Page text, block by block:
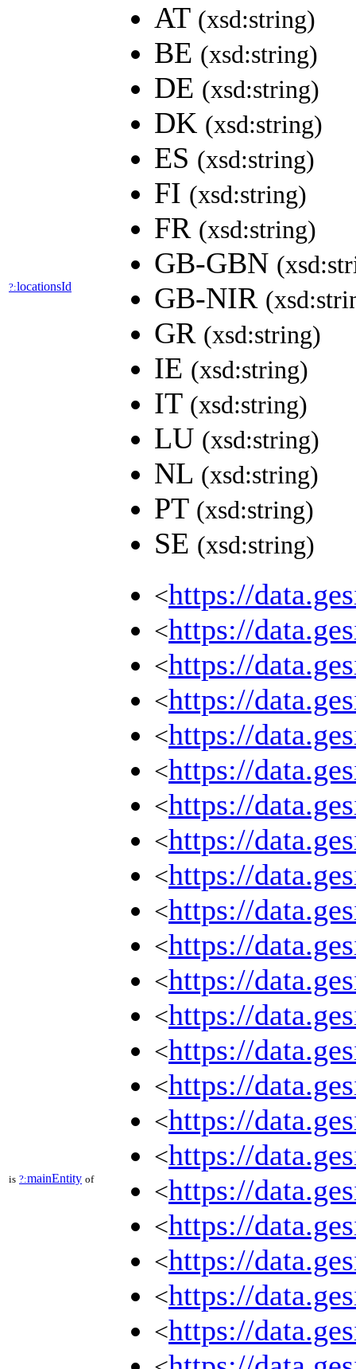
?:locationsId
AT (xsd:string)
BE (xsd:string)
DE (xsd:string)
DK (xsd:string)
ES (xsd:string)
FI (xsd:string)
FR (xsd:string)
GB-GBN
GB-NIR
GR (xsd:string)
IE (xsd:string)
IT (xsd:string)
LU (xsd:string)
NL (xsd:string)
PT (xsd:string)
SE (xsd:string)
is ?:mainEntity of
<https://
<https://
<https://
<https://
<https://
<https://
<https://
<https://
<https://
<https://
<https://
<https://
<https://
<https://
<https://
<https://
<https://
<https://
<https://
<https://
<https://
<https://